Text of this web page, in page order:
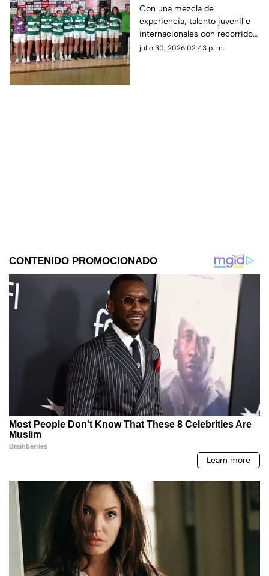
refuerzos para el
Apertura 2026; conoce
quiénes son las nuevas
Guerreras
Con una mezcla de
experiencia, talento juvenil e
internacionales con recorrido
en selecciones nacionales,
julio 30, 2026 02:43 p. m.